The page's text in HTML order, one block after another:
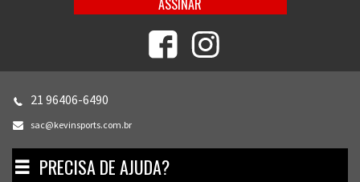
21 96406-6490
sac@kevinsports.com.br
TogglePRECISA DE AJUDA?